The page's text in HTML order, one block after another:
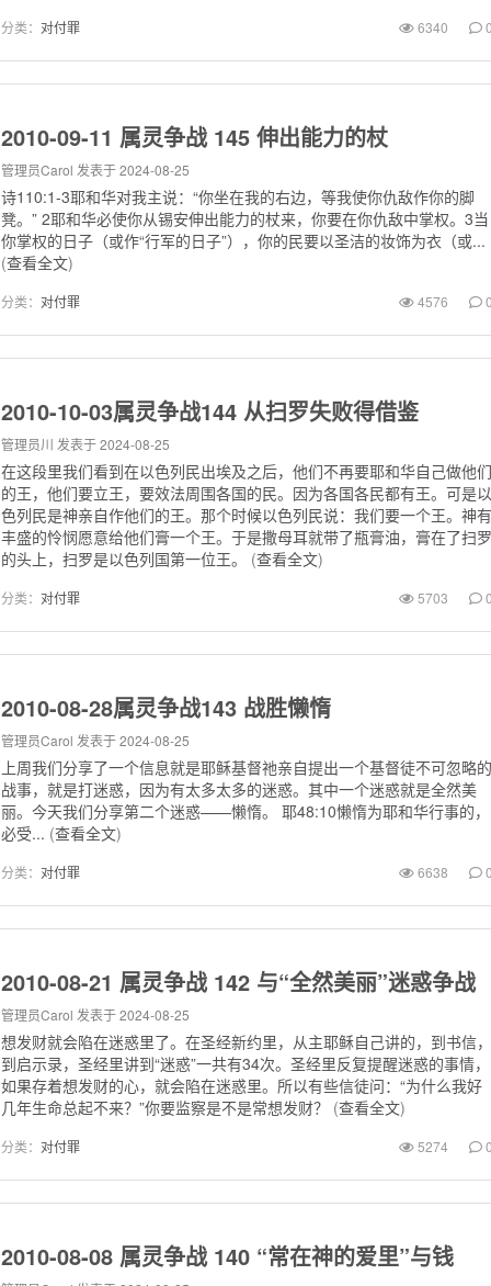
分类：对付罪 6340 0
2010-09-11 属灵争战 145 伸出能力的杖
管理员Carol 发表于 2024-08-25
诗110:1-3耶和华对我主说：“你坐在我的右边，等我使你仇敌作你的脚
凳。” 2耶和华必使你从锡安伸出能力的杖来，你要在你仇敌中掌权。3当
你掌权的日子（或作“行军的日子”），你的民要以圣洁的妆饰为衣（或...
(查看全文)
分类：对付罪 4576 0
2010-10-03属灵争战144 从扫罗失败得借鉴
管理员川 发表于 2024-08-25
在这段里我们看到在以色列民出埃及之后，他们不再要耶和华自己做他们
的王，他们要立王，要效法周围各国的民。因为各国各民都有王。可是以
色列民是神亲自作他们的王。那个时候以色列民说：我们要一个王。神有
丰盛的怜悯愿意给他们膏一个王。于是撒母耳就带了瓶膏油，膏在了扫罗
的头上，扫罗是以色列国第一位王。
(查看全文)
分类：对付罪 5703 0
2010-08-28属灵争战143 战胜懒惰
管理员Carol 发表于 2024-08-25
上周我们分享了一个信息就是耶稣基督祂亲自提出一个基督徒不可忽略的
战事，就是打迷惑，因为有太多太多的迷惑。其中一个迷惑就是全然美
丽。今天我们分享第二个迷惑——懒惰。 耶48:10懒惰为耶和华行事的，
必受... (查看全文)
分类：对付罪 6638 0
2010-08-21 属灵争战 142 与“全然美丽”迷惑争战
管理员Carol 发表于 2024-08-25
想发财就会陷在迷惑里了。在圣经新约里，从主耶稣自己讲的，到书信，
到启示录，圣经里讲到“迷惑”一共有34次。圣经里反复提醒迷惑的事情，
如果存着想发财的心，就会陷在迷惑里。所以有些信徒问：“为什么我好
几年生命总起不来？”你要监察是不是常想发财？ (查看全文)
分类：对付罪 5274 0
2010-08-08 属灵争战 140 “常在神的爱里”与钱